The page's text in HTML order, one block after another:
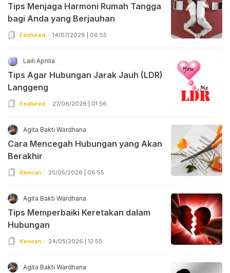
Tips Menjaga Harmoni Rumah Tangga
bagi Anda yang Berjauhan
Featured 14/07/2026 | 06:55
Laili Aprilia
Tips Agar Hubungan Jarak Jauh (LDR)
Langgeng
Featured 27/06/2026 | 01:56
Agita Bakti Wardhana
Cara Mencegah Hubungan yang Akan
Berakhir
Kencan 25/05/2026 | 06:55
Agita Bakti Wardhana
Tips Memperbaiki Keretakan dalam
Hubungan
Kencan 24/05/2026 | 12:55
Agita Bakti Wardhana